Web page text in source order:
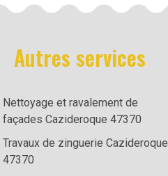
Autres services
Nettoyage et ravalement de
façades Cazideroque 47370
Travaux de zinguerie Cazideroque
47370